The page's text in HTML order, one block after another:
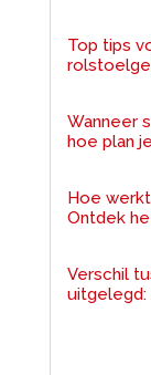
Top tips
Wanneer
hoe plan
Hoe
Ontdek
Verschil
uitgelegd: